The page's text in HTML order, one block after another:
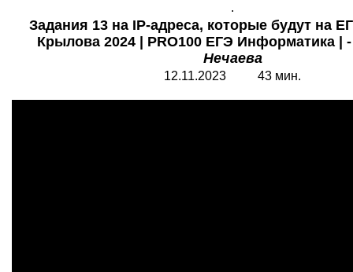
.
Задания 13 на IP-адреса, которые будут на
Крылова 2024 | PRO100 ЕГЭ Информатика |
Нечаева
12.11.2023 43 мин.